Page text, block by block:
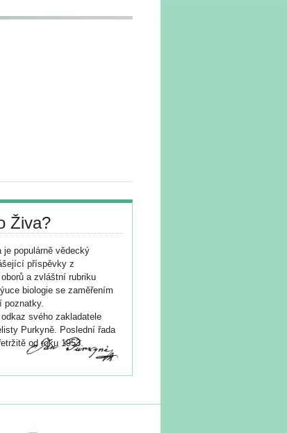
Živa?
je populárně vědecký
příspěvky z
a zvláštní rubriku
biologie se zaměřením
poznatky.
svého zakladatele
Purkyně. Poslední řada
od roku 1953.